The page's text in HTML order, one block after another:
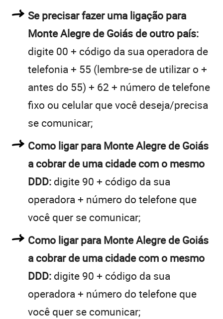
Se precisar fazer uma ligação para
Monte Alegre de Goiás de outro país:
digite 00 + código da sua operadora de
telefonia + 55 (lembre-se de utilizar o +
antes do 55) + 62 + número de telefone
fixo ou celular que você deseja/precisa
se comunicar;
Como ligar para Monte Alegre de Goiás
a cobrar de uma cidade com o mesmo
DDD: digite 90 + código da sua
operadora + número do telefone que
você quer se comunicar;
Como ligar para Monte Alegre de Goiás
a cobrar de uma cidade com o mesmo
DDD: digite 90 + código da sua
operadora + número do telefone que
você quer se comunicar;